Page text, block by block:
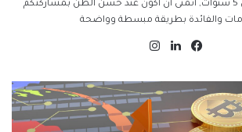
المحتوى منذ أكثر من 5 سنوات, أتمنى أن أكون عند حسن الظن بمشاركتكم
والفائدة بطريقة مبسطة وواضحة
فيسبوكلينكدإن